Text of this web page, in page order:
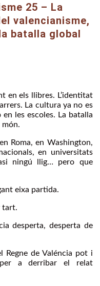
25 – La
valencianisme,
batalla global
en els llibres. L’identitat
La cultura ya no es
les escoles. La batalla
món.
Roma, en Washington,
en universitats
ningú llig… pero que
eixa partida.
tart.
desperta, desperta de
Regne de Valéncia pot i
a derribar el relat